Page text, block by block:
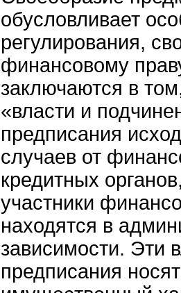
обусловливает
регулирования,
финансовому
заключаются в
«власти и
предписания
случаев от
кредитных
участники
находятся в
зависимости. Эти
предписания